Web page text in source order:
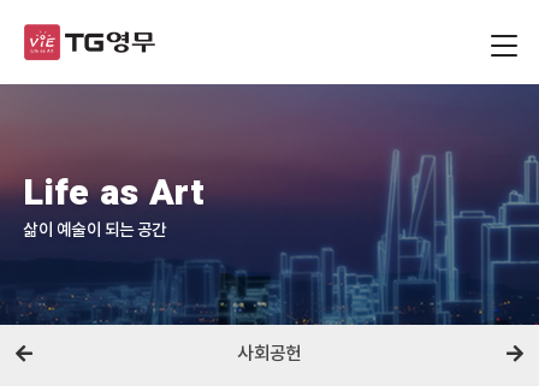
Life as Art
삶이 예술이 되는 공간
사회공헌